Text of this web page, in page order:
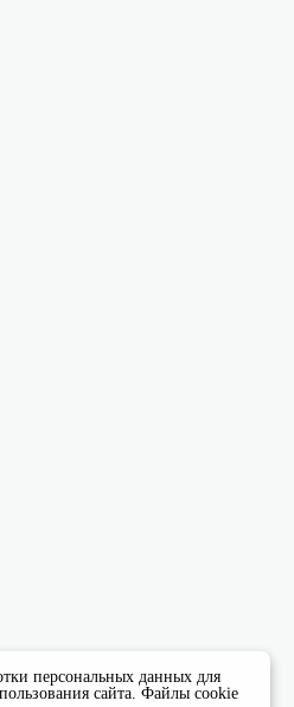
персональных данных для
сайта. Файлы cookie